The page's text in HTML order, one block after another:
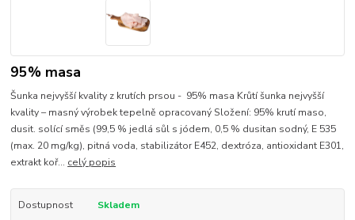
95% masa
Šunka nejvyšší kvality z krutích prsou - 95% masa Krůtí šunka nejvyšší
kvality – masný výrobek tepelně opracovaný Složení: 95% krutí maso,
dusit. solící směs (99,5 % jedlá sůl s jódem, 0,5 % dusitan sodný, E 535
(max. 20 mg/kg), pitná voda, stabilizátor E452, dextróza, antioxidant E301,
extrakt koř... celý popis
Dostupnost
Skladem